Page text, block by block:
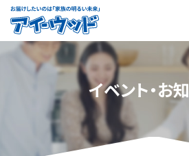
ア
イ-
ウ
イベント・お